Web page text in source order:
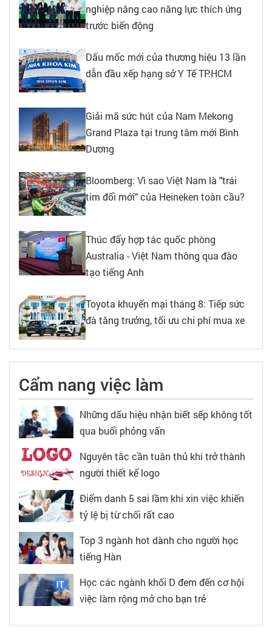
nghiệp nâng cao năng lực thích ứng
trước biến động
Dấu mốc mới của thương hiệu 13 lần
dẫn đầu xếp hạng sở Y Tế TP.HCM
Giải mã sức hút của Nam Mekong
Grand Plaza tại trung tâm mới Bình
Dương
Bloomberg: Vì sao Việt Nam là "trái
tim đổi mới" của Heineken toàn cầu?
Thúc đẩy hợp tác quốc phòng
Australia - Việt Nam thông qua đào
tạo tiếng Anh
Toyota khuyến mại tháng 8: Tiếp sức
đà tăng trưởng, tối ưu chi phí mua xe
Cẩm nang việc làm
Những dấu hiệu nhận biết sếp không tốt
qua buổi phỏng vấn
Nguyên tắc cần tuân thủ khi trở thành
người thiết kế logo
Điểm danh 5 sai lầm khi xin việc khiến
tỷ lệ bị từ chối rất cao
Top 3 ngành hot dành cho người học
tiếng Hàn
Học các ngành khối D đem đến cơ hội
việc làm rộng mở cho bạn trẻ